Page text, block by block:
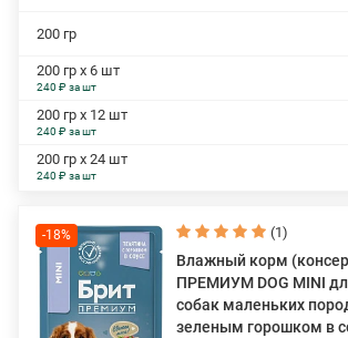
200 гр
200 гр х 6 шт
240 ₽ за шт
200 гр х 12 шт
240 ₽ за шт
200 гр х 24 шт
240 ₽ за шт
-18% (1)
Влажный корм
ПРЕМИУМ DOG MINI
собак маленьких
зеленым горошком в